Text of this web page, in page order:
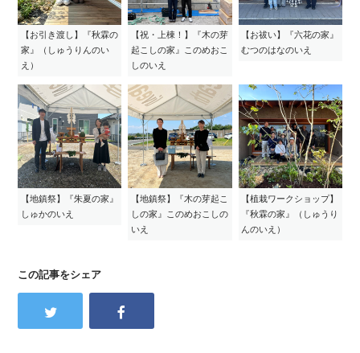
【お引き渡し】『秋霖の
家』（しゅうりんのい
え）
【祝・上棟！】『木の芽
起こしの家』このめおこ
しのいえ
【お祓い】『六花の家』
むつのはなのいえ
【地鎮祭】『朱夏の家』
しゅかのいえ
【地鎮祭】『木の芽起こ
しの家』このめおこしの
いえ
【植栽ワークショップ】
『秋霖の家』（しゅうり
んのいえ）
この記事をシェア